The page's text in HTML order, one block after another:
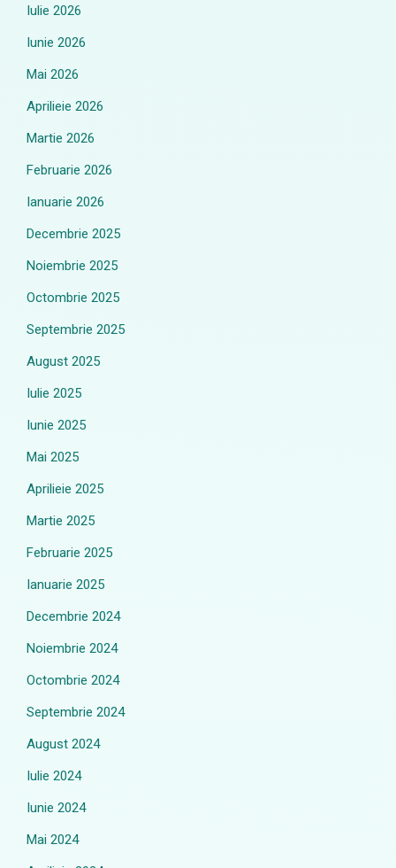
Iulie 2026
Iunie 2026
Mai 2026
Aprilieie 2026
Martie 2026
Februarie 2026
Ianuarie 2026
Decembrie 2025
Noiembrie 2025
Octombrie 2025
Septembrie 2025
August 2025
Iulie 2025
Iunie 2025
Mai 2025
Aprilieie 2025
Martie 2025
Februarie 2025
Ianuarie 2025
Decembrie 2024
Noiembrie 2024
Octombrie 2024
Septembrie 2024
August 2024
Iulie 2024
Iunie 2024
Mai 2024